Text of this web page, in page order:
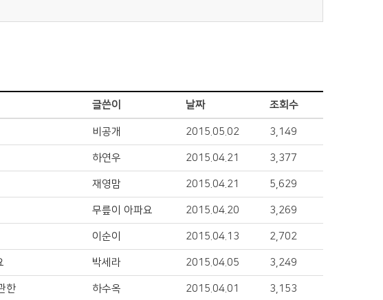
글쓴이 날짜 조회수
비공개 2015.05.02 3,149
하연우 2015.04.21 3,377
재영맘 2015.04.21 5,629
무릎이 아파요 2015.04.20 3,269
이순이 2015.04.13 2,702
박세라 2015.04.05 3,249
한 하수옥 2015.04.01 3,153